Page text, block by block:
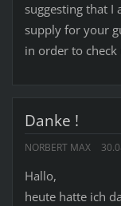
suggesting that I
supply for your
in order to check
Danke !
NORBERT MAX
Hallo,
heute hatte ich